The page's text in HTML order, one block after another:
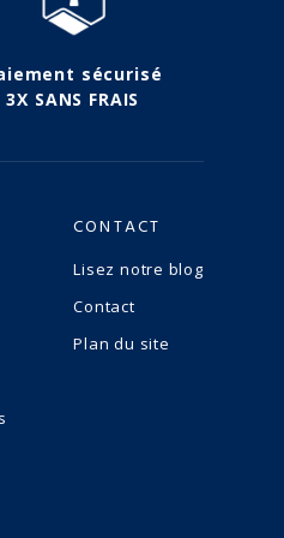
sécurisé
3X SANS FRAIS
CONTACT
Lisez notre blog
Contact
Plan du site